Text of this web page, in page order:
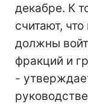
декабре. К
считают,
должны
фракций и
-